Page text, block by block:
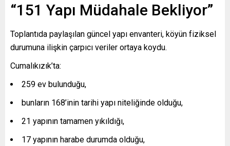
“151 Yapı Müdahale Bekliyor”
Toplantıda paylaşılan güncel yapı envanteri, köyün fiziksel
durumuna ilişkin çarpıcı veriler ortaya koydu.
Cumalıkızık’ta:
259 ev bulunduğu,
bunların 168’inin tarihi yapı niteliğinde olduğu,
21 yapının tamamen yıkıldığı,
17 yapının harabe durumda olduğu,